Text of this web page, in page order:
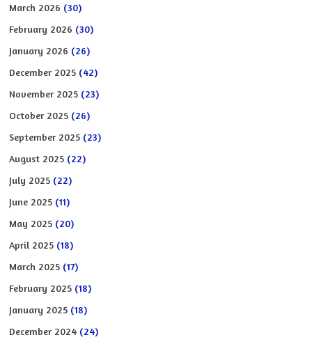
March 2026 (30)
February 2026 (30)
January 2026 (26)
December 2025 (42)
November 2025 (23)
October 2025 (26)
September 2025 (23)
August 2025 (22)
July 2025 (22)
June 2025 (11)
May 2025 (20)
April 2025 (18)
March 2025 (17)
February 2025 (18)
January 2025 (18)
December 2024 (24)